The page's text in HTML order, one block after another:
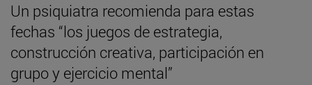
Un psiquiatra recomienda para estas
fechas “los juegos de estrategia,
construcción creativa, participación en
grupo y ejercicio mental”